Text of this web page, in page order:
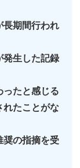
長期間行われ
発生した記録
ったと感じる
れたことがな
奨の指摘を受